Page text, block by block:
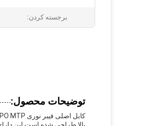
برجسته کردن:
توضیحات محصول: